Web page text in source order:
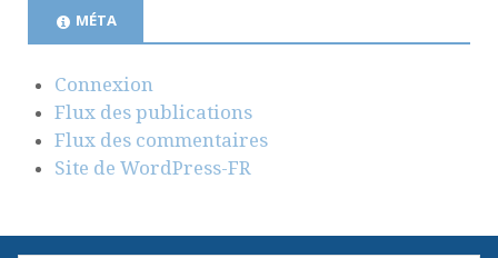
MÉTA
Connexion
Flux des publications
Flux des commentaires
Site de WordPress-FR